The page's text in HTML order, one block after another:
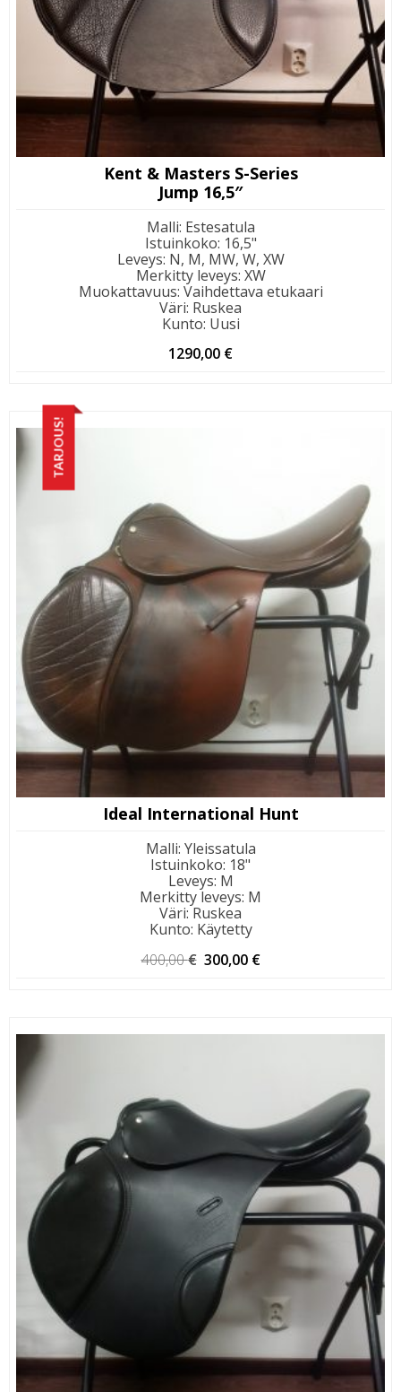
Kent & Masters S-Series
Jump 16,5″
Malli: Estesatula
Istuinkoko: 16,5"
Leveys: N, M, MW, W, XW
Merkitty leveys: XW
Muokattavuus: Vaihdettava etukaari
Väri: Ruskea
Kunto: Uusi
1290,00 €
TARJOUS!
Ideal International Hunt
Malli: Yleissatula
Istuinkoko: 18"
Leveys: M
Merkitty leveys: M
Väri: Ruskea
Kunto: Käytetty
400,00€ Alkuperäinen
300,00 €